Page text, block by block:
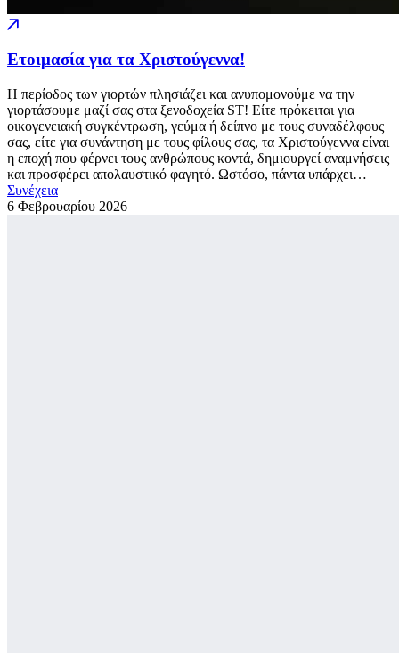
Ετοιμασία για τα Χριστούγεννα!
Η περίοδος των γιορτών πλησιάζει και ανυπομονούμε να την
γιορτάσουμε μαζί σας στα ξενοδοχεία ST! Είτε πρόκειται για
οικογενειακή συγκέντρωση, γεύμα ή δείπνο με τους συναδέλφους
σας, είτε για συνάντηση με τους φίλους σας, τα Χριστούγεννα είναι
η εποχή που φέρνει τους ανθρώπους κοντά, δημιουργεί αναμνήσεις
και προσφέρει απολαυστικό φαγητό. Ωστόσο, πάντα υπάρχει…
Συνέχεια
6 Φεβρουαρίου 2026